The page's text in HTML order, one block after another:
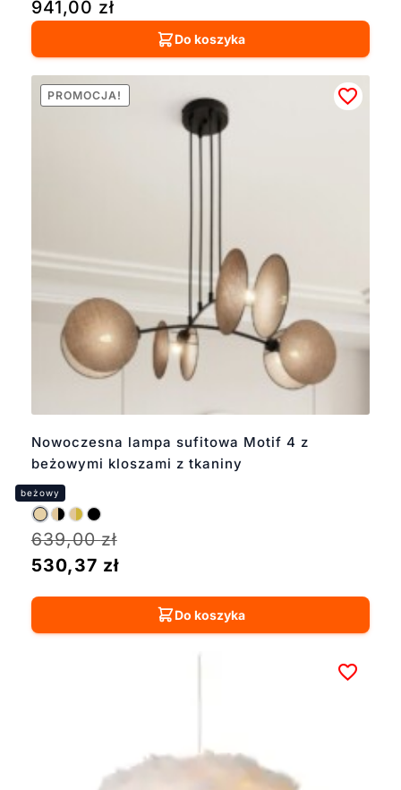
941,00 zł
Do koszyka
Nowoczesna lampa sufitowa Motif 4 z
beżowymi kloszami z tkaniny
PROMOCJA!
639,00zł
530,37 zł
Do koszyka